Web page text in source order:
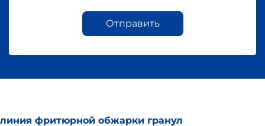
Отправить
линия фритюрной обжарки гранул